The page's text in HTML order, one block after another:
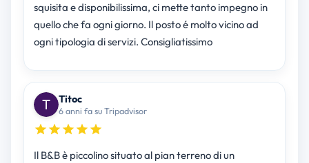
squisita e disponibilissima, ci mette tanto impegno in
quello che fa ogni giorno. Il posto é molto vicino ad
ogni tipologia di servizi. Consigliatissimo
Titoc
6 anni fa su Tripadvisor
Il B&B è piccolino situato al pian terreno di un